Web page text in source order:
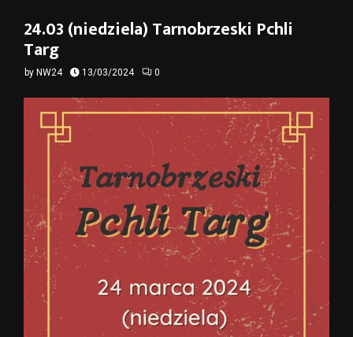
24.03 (niedziela) Tarnobrzeski Pchli
Targ
by NW24 13/03/2024 0